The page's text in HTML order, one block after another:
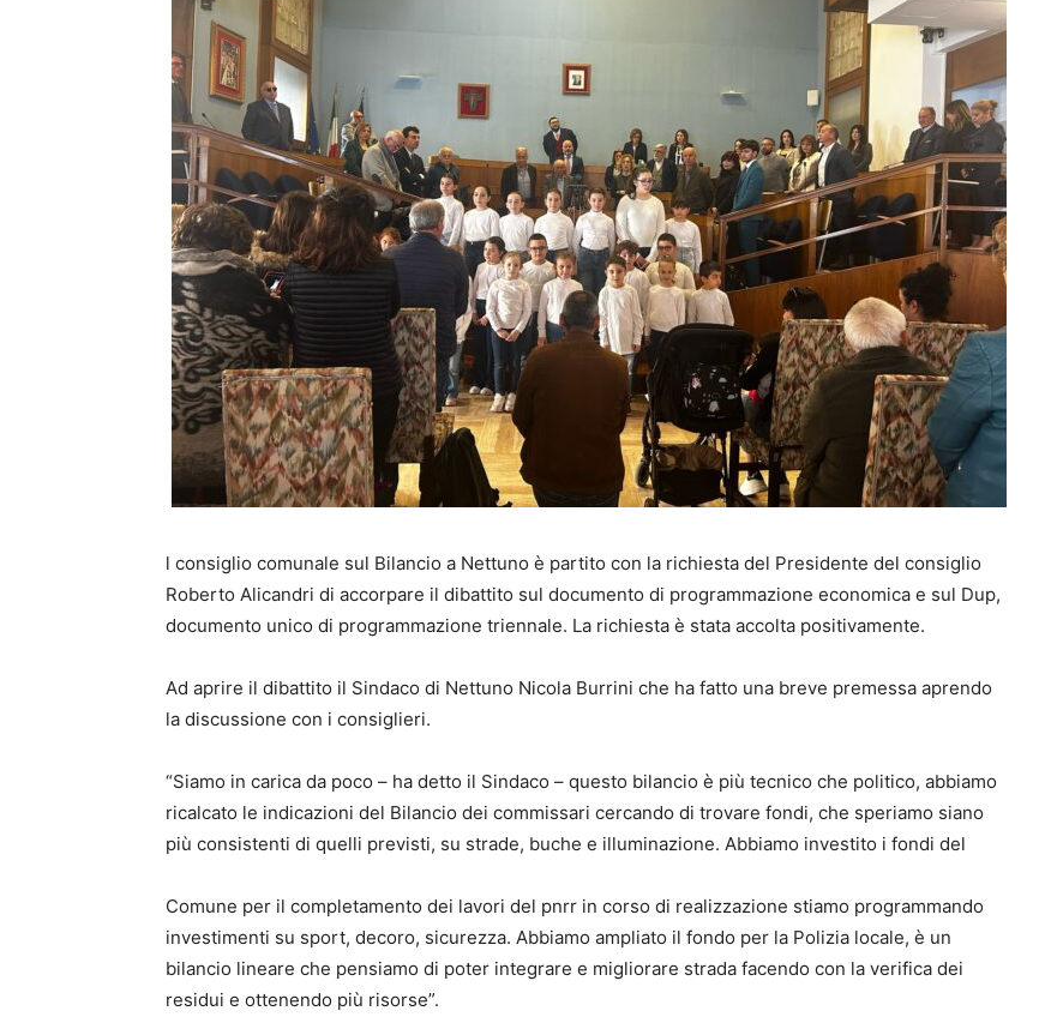
l consiglio comunale sul Bilancio a Nettuno è partito con la richiesta del Presidente del consiglio
Roberto Alicandri di accorpare il dibattito sul documento di programmazione economica e sul Dup,
documento unico di programmazione triennale. La richiesta è stata accolta positivamente.
Ad aprire il dibattito il Sindaco di Nettuno Nicola Burrini che ha fatto una breve premessa aprendo
la discussione con i consiglieri.
“Siamo in carica da poco – ha detto il Sindaco – questo bilancio è più tecnico che politico, abbiamo
ricalcato le indicazioni del Bilancio dei commissari cercando di trovare fondi, che speriamo siano
più consistenti di quelli previsti, su strade, buche e illuminazione. Abbiamo investito i fondi del
Comune per il completamento dei lavori del pnrr in corso di realizzazione stiamo programmando
investimenti su sport, decoro, sicurezza. Abbiamo ampliato il fondo per la Polizia locale, è un
bilancio lineare che pensiamo di poter integrare e migliorare strada facendo con la verifica dei
residui e ottenendo più risorse”.